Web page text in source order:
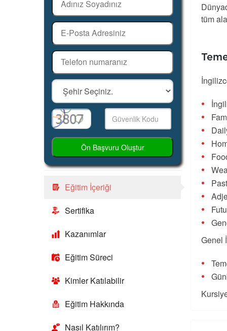
Ön Başvuru Oluştur
Eğitim İçeriği
Sertifika
Kazanımlar
Eğitim Süreci
Kimler Katılabilir
Eğitim Hakkında
Nasıl Katılırım?
tüm
Genel